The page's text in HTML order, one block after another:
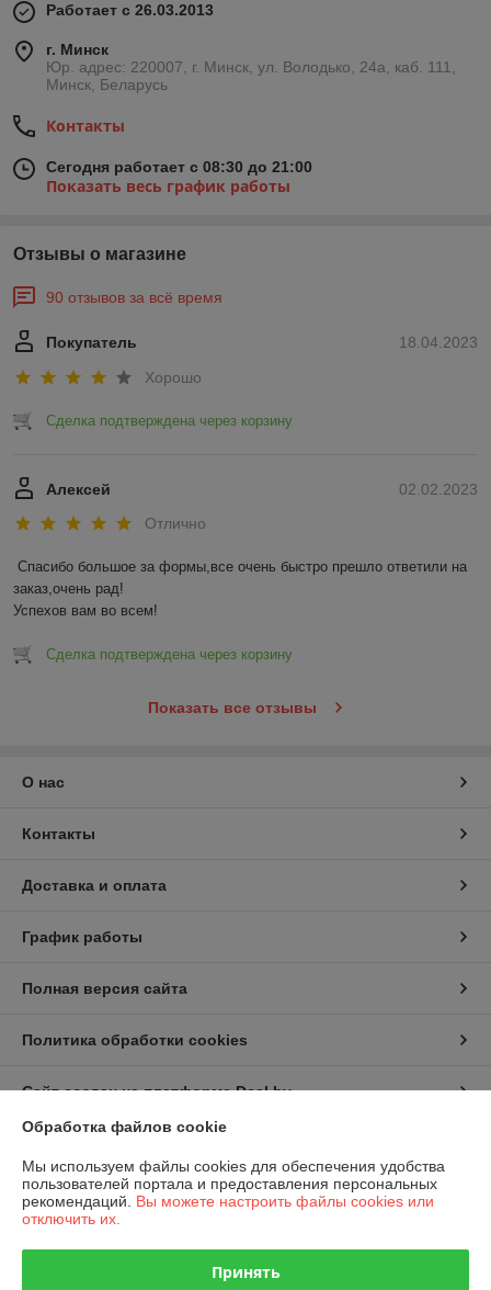
Работает с 26.03.2013
г. Минск
Юр. адрес: 220007, г. Минск, ул. Володько, 24а, каб. 111,
Минск, Беларусь
Контакты
Сегодня работает с 08:30 до 21:00
Показать весь график работы
Отзывы о магазине
90 отзывов за всё время
18.04.2023
Покупатель
Хорошо
Сделка подтверждена через корзину
02.02.2023
Алексей
Отлично
Спасибо большое за формы,все очень быстро прешло ответили на
заказ,очень рад!
Успехов вам во всем!
Сделка подтверждена через корзину
Показать все отзывы
О нас
Контакты
Доставка и оплата
График работы
Полная версия сайта
Политика обработки cookies
Сайт создан на платформе Deal.by
Информация для покупателя
Юридическое лицо:ООО «ВитаГарден»
Юр. адрес: 220007, г. Минск, ул. Володько, 24а, каб. 111
Регистрационный номер ЕГР: 191849876
Обработка файлов cookie
Мы используем файлы cookies для обеспечения удобства
пользователей портала и предоставления персональных
рекомендаций. Вы можете настроить файлы cookies или
отключить их.
Принять